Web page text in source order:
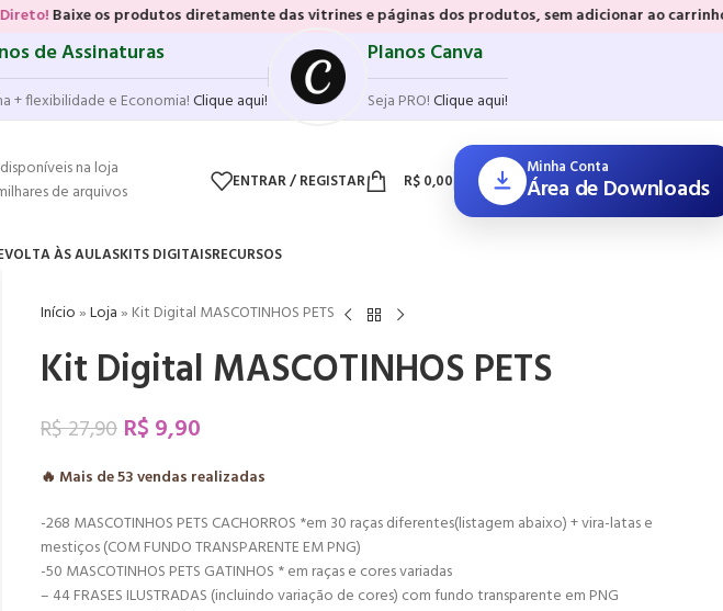
produtos diretamente das vitrines e páginas dos produtos, sem adicionar ao carrinho e sem
de Assinaturas
+ flexibilidade e Economia!Clique aqui!
Planos Canva
Seja PRO!Clique aqui!
na loja
de arquivos ENTRAR / REGISTAR R$0,00
Minha Conta
Área de Downloads
VOLTA ÀS AULASKITS DIGITAISRECURSOS
Início»Loja» Kit Digital MASCOTINHOS PETS
Kit Digital MASCOTINHOS PETS
R$27,90 R$ 9,90
🔥 Mais de53vendas realizadas
-268 MASCOTINHOS PETS CACHORROS *em 30 raças diferentes(listagem abaixo) + vira-latas e
mestiços (COM FUNDO TRANSPARENTE EM PNG)
-50 MASCOTINHOS PETS GATINHOS * em raças e cores variadas
– 44 FRASES ILUSTRADAS (incluindo variação de cores) com fundo transparente em PNG